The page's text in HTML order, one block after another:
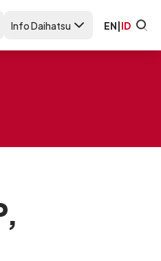
Info Daihatsu EN|ID